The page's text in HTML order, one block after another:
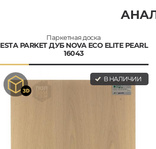
Паркетная доска
ESTA PARKET ДУБ NOVA ECO ELITE PEARL
16043
В НАЛИЧИИ